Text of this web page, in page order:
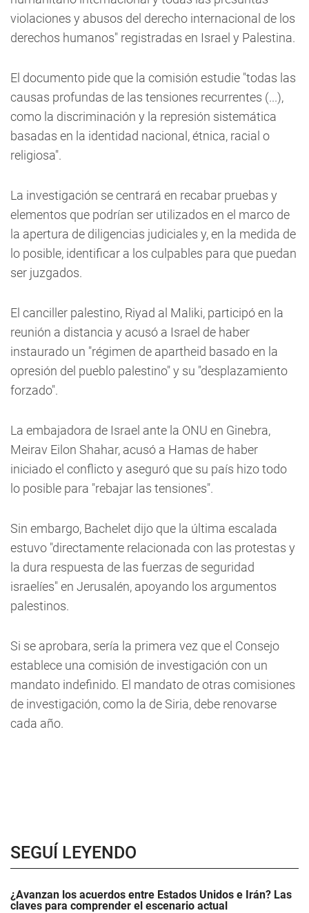
violaciones y abusos del derecho internacional de los
derechos humanos" registradas en Israel y Palestina.
El documento pide que la comisión estudie "todas las
causas profundas de las tensiones recurrentes (...),
como la discriminación y la represión sistemática
basadas en la identidad nacional, étnica, racial o
religiosa".
La investigación se centrará en recabar pruebas y
elementos que podrían ser utilizados en el marco de
la apertura de diligencias judiciales y, en la medida de
lo posible, identificar a los culpables para que puedan
ser juzgados.
El canciller palestino, Riyad al Maliki, participó en la
reunión a distancia y acusó a Israel de haber
instaurado un "régimen de apartheid basado en la
opresión del pueblo palestino" y su "desplazamiento
forzado".
La embajadora de Israel ante la ONU en Ginebra,
Meirav Eilon Shahar, acusó a Hamas de haber
iniciado el conflicto y aseguró que su país hizo todo
lo posible para "rebajar las tensiones".
Sin embargo, Bachelet dijo que la última escalada
estuvo "directamente relacionada con las protestas y
la dura respuesta de las fuerzas de seguridad
israelíes" en Jerusalén, apoyando los argumentos
palestinos.
Si se aprobara, sería la primera vez que el Consejo
establece una comisión de investigación con un
mandato indefinido. El mandato de otras comisiones
de investigación, como la de Siria, debe renovarse
cada año.
SEGUÍ LEYENDO
¿Avanzan los acuerdos entre Estados Unidos e Irán? Las
claves para comprender el escenario actual